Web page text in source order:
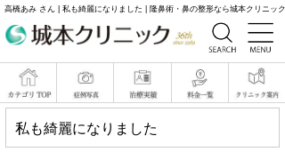
高橋あみ さん | 私も綺麗になりました | 隆鼻術・鼻の整形なら城本クリニック
私も綺麗になりました